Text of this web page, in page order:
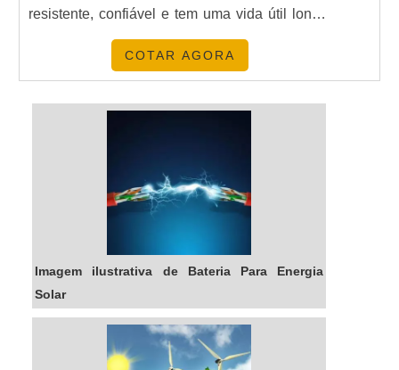
resistente, confiável e tem uma vida útil longa,
tornando-a ideal para uso em sistemas de
energia eólica e solar. Além disso, ela é
eficiente, segura e econômica, tornando-a uma
ótima opção para quem procura armazenar
COTAR AGORA
Imagem ilustrativa de Bateria Para Energia
Solar